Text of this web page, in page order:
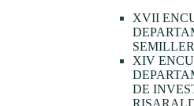
XVII
XIV
DE